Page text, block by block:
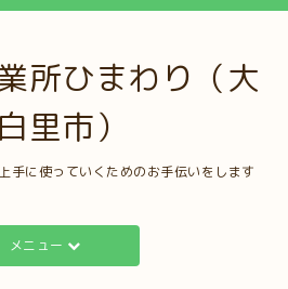
所ひまわり（大
里市）
手に使っていくためのお手伝いをします
メニュー